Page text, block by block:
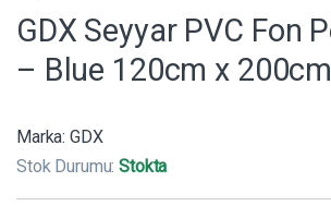
GDX Seyyar PVC Fon
– Blue 120cm x 200cm
Marka: GDX
Stok Durumu:Stokta